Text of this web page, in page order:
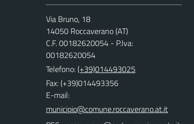
Via Bruno, 18
14050 Roccaverano (AT)
C.F. 00182620054 - P.Iva:
00182620054
Telefono:(+39)014493025
Fax: (+39)014493356
E-mail: